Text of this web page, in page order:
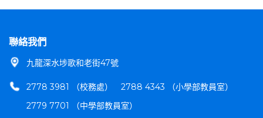
聯絡我們
九龍深水埗歌和老街47號
2778 3981 （校務處）
2788 4343 （小學部教員室）
2779 7701 （中學部教員室）